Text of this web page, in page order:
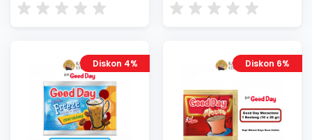
Diskon 4% Diskon 6%